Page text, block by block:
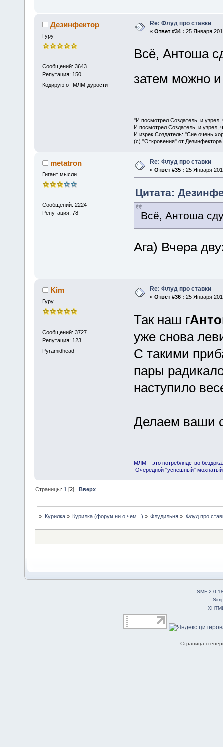
Дезинфектор
Гуру
Сообщений: 3643
Репутация: 150
Кодирую от МЛМ-дурости
Re: Флуд про ставки
« Ответ #34 : 25 Января
Всё, Антоша
затем можно
"И посмотрел Создатель, и
И посмотрел Создатель, и узрел,
И изрек Создатель: "Сие очень
(с) "Откровения" от Дезинфектора
metatron
Гигант мысли
Сообщений: 2224
Репутация: 78
Re: Флуд про ставки
« Ответ #35 : 25 Января
Цитата:
Всё, Антоша
Ага) Вчера
Kim
Гуру
Сообщений: 3727
Репутация: 123
Pyramidhead
Re: Флуд про ставки
« Ответ #36 : 25 Января
Так наш г
уже снова
С такими
пары
наступило
Делаем ваши
МЛМ – это потреблядство
Очередной "успешный"
Страницы:1 [2] Вверх
» Курилка» Курилка (форум ни о чем...) » Флудильня » Флуд про
SMF 2.0.18
Страница